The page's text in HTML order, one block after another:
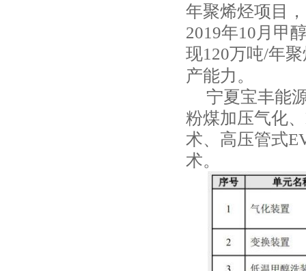
年聚烯烃项目
2019年10月甲
现120万吨/年
产能力。
宁夏宝丰能
粉煤加压气化
术、高压管式
术。